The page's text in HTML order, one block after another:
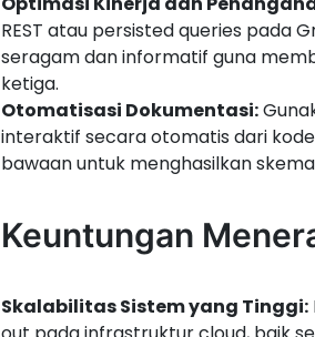
REST atau persisted queries pada
seragam dan informatif guna
ketiga.
Otomatisasi Dokumentasi:
interaktif secara otomatis dari kode
bawaan untuk menghasilkan
Keuntungan
Skalabilitas Sistem yang Tinggi: